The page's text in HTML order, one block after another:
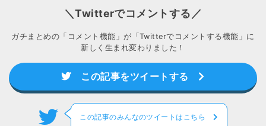
＼Twitterでコメントする／
ガチまとめの「コメント機能」が「Twitterでコメントする機能」に
新しく生まれ変わりました！
この記事をツイートする
この記事のみんなのツイートはこちら